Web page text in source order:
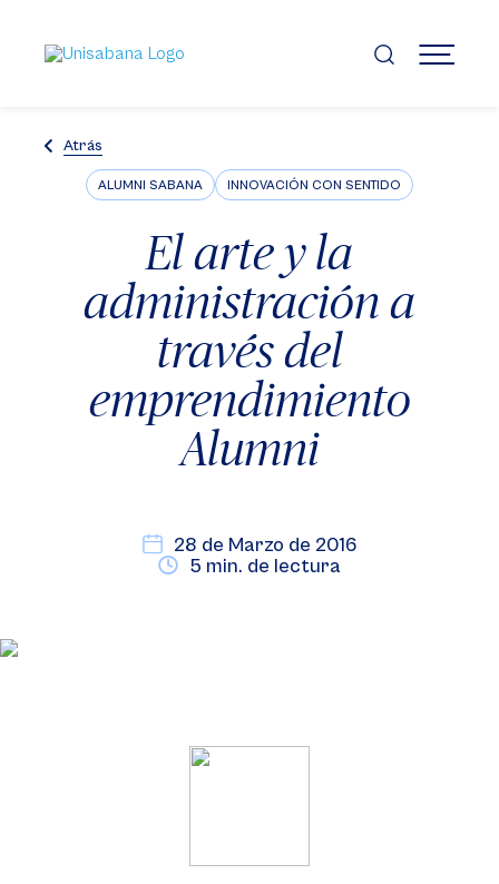
contenido
principal
MENÚ
Atrás
ALUMNI SABANA INNOVACIÓN CON SENTIDO
El arte y la
administración a
través del
emprendimiento
Alumni
28 de Marzo de 2016
5 min. de lectura